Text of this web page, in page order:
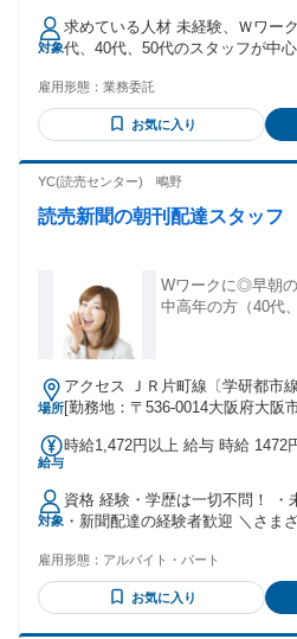
に一律で支払われるその他手当金
対象
求めている人材 未経験、Ｗワー
代、40代、50代のスタッフが中心に
長距離ドライバー、タクシードラ
働くことが出来ます！ 配送(運送
ちろん、Wワークをお探しの正
ださい。
雇用形態： 業務委託
お気に入り
YC(読売センター) 鴫野
読売新聞の朝刊配達スタッフ
Wワークに◎早朝
中高年の方（40代
場所
アクセス ＪＲ片町線〔学研都市
営今里筋線 鴫野徒歩約4分、大阪
[勤務地：〒536-0014大阪府大阪
給与
時給1,472円以上 給与 時給
み）
対象
資格 経験・学歴は一切不問！ ・
・新聞配達の経験者歓迎 ＼さまざまな前職の方が活躍中／ タ
軽作業、 製造ラインスタッフ、
ライバーなど…、 様々な業界か
躍中の職場です。 【2603積極採用中】【2603採用強化期間
雇用形態： アルバイト・パート
お気に入り